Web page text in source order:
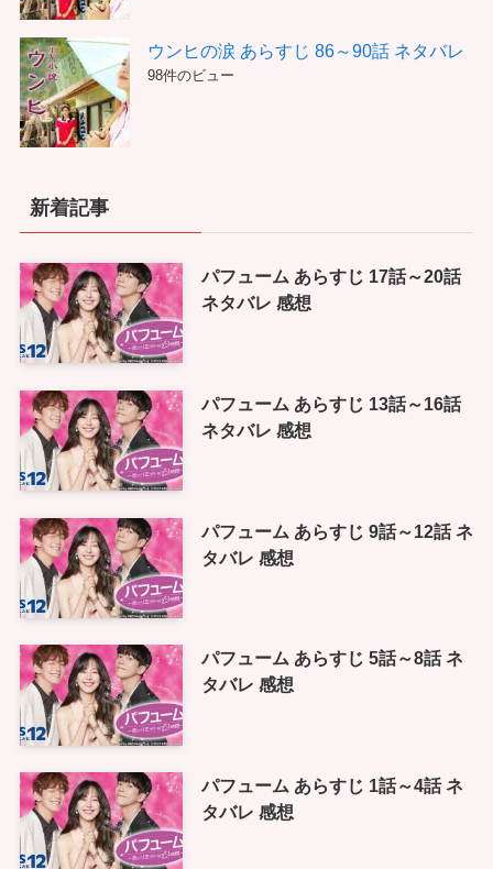
ウンヒの涙 あらすじ 86～90話 ネタバレ
98件のビュー
新着記事
パフューム あらすじ 17話～20話
ネタバレ 感想
パフューム あらすじ 13話～16話
ネタバレ 感想
パフューム あらすじ 9話～12話 ネ
タバレ 感想
パフューム あらすじ 5話～8話 ネ
タバレ 感想
パフューム あらすじ 1話～4話 ネ
タバレ 感想